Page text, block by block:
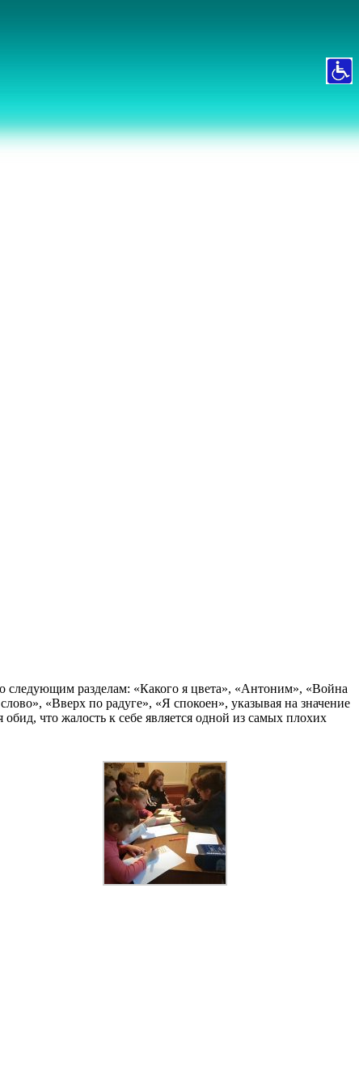
следующим разделам: «Какого я цвета», «Антоним», «Война
«Вверх по радуге», «Я спокоен», указывая на значение
что жалость к себе является одной из самых плохих